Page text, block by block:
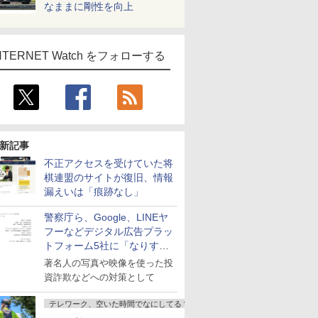
なままに剛性を向上
Watch をフォローする
記事
不正アクセスを受けていた将
棋連盟のサイトが復旧、情報
漏えいは「痕跡なし」
警察庁ら、Google、LINEヤ
フーなどデジタル広告プラッ
トフォーム5社に「なりすま
し詐欺広告」対策強化を要請
著名人の写真や映像を使った投
資詐欺などへの対策として
テレワーク、空いた時間でなにしてる？